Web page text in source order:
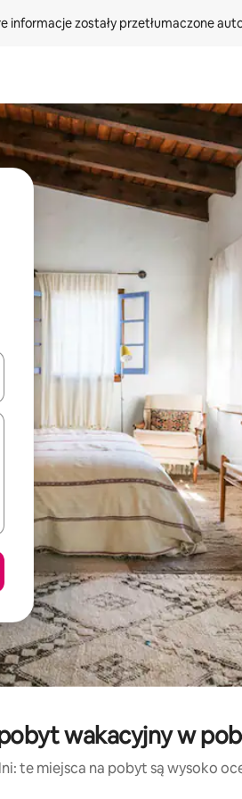
informacje zostały przetłumaczone
za pomocą klawiszy strzałek w
wakacyjny w
te miejsca na pobyt są wysoko